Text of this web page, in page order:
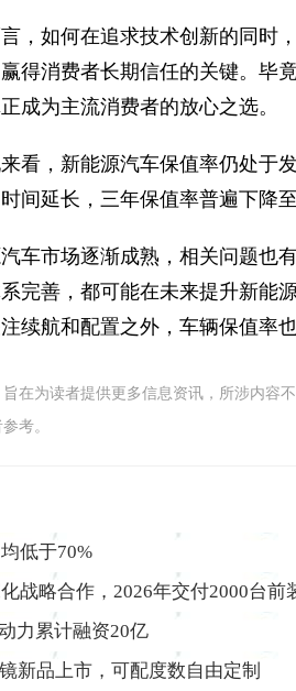
，如何在追求技术创新的同时
得消费者长期信任的关键。毕
成为主流消费者的放心之选。
看，新能源汽车保值率仍处于
间延长，三年保值率普遍下降
车市场逐渐成熟，相关问题也
完善，都可能在未来提升新能
续航和配置之外，车辆保值率
在为读者提供更多信息资讯，所涉内容
考。
低于70%
战略合作，2026年交付2000台前
力累计融资20亿
新品上市，可配度数自由定制